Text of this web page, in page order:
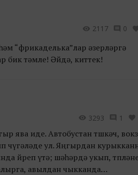
2117 0
“фрикаделька”лар әзерләргә
бик тәмле! Әйдә, киттек!
3293 1
ява иде. Автобустан төшкәч,
чүгәләде ул. Яңгырдан
йөреп үтә; шәһәрдә укып,
авылдан чыкканда